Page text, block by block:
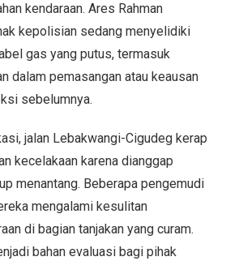
kendaraan. Ares Rahman
kepolisian sedang menyelidiki
gas yang putus, termasuk
dalam pemasangan atau keausan
sebelumnya.
jalan Lebakwangi-Cigudeg kerap
kecelakaan karena dianggap
menantang. Beberapa pengemudi
mengalami kesulitan
di bagian tanjakan yang curam.
bahan evaluasi bagi pihak